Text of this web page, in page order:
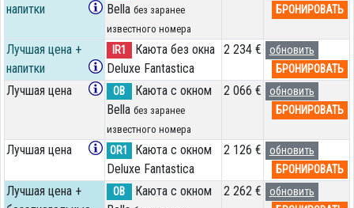
напитки
Bella без заранее
известного номера
БРОНИРОВАТЬ
Лучшая цена +
напитки
IR1
Каюта без окна
Deluxe Fantastica
2 234 €
обновить
БРОНИРОВАТЬ
Лучшая цена OB
Каюта с окном
Bella без заранее
известного номера
2 066 €
обновить
БРОНИРОВАТЬ
Лучшая цена OR1
Каюта с окном
Deluxe Fantastica
2 126 €
обновить
БРОНИРОВАТЬ
Лучшая цена +
OB
Каюта с окном
2 262 €
обновить